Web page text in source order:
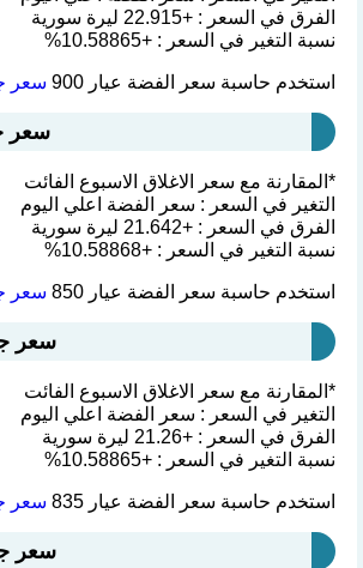
الفرق في السعر : +22.915 ليرة سورية
نسبة التغير في السعر : +10.58865%
استخدم حاسبة سعر الفضة عيار 900 سعر جرام
سعر جرام
*المقارنة مع سعر الاغلاق الاسبوع الفائت
التغير في السعر : سعر الفضة اعلي اليوم
الفرق في السعر : +21.642 ليرة سورية
نسبة التغير في السعر : +10.58868%
استخدم حاسبة سعر الفضة عيار 850 سعر جرام
سعر جرام الفضة
*المقارنة مع سعر الاغلاق الاسبوع الفائت
التغير في السعر : سعر الفضة اعلي اليوم
الفرق في السعر : +21.26 ليرة سورية
نسبة التغير في السعر : +10.58865%
استخدم حاسبة سعر الفضة عيار 835 سعر جرام
سعر جرام الفضة